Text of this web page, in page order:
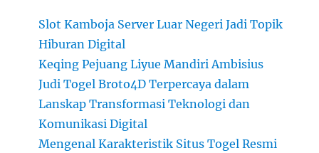
Slot Kamboja Server Luar Negeri Jadi Topik
Hiburan Digital
Keqing Pejuang Liyue Mandiri Ambisius
Judi Togel Broto4D Terpercaya dalam
Lanskap Transformasi Teknologi dan
Komunikasi Digital
Mengenal Karakteristik Situs Togel Resmi